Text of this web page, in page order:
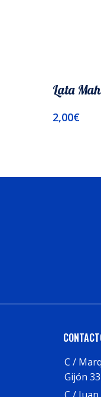
Lata
2,00€
C /
Gijón